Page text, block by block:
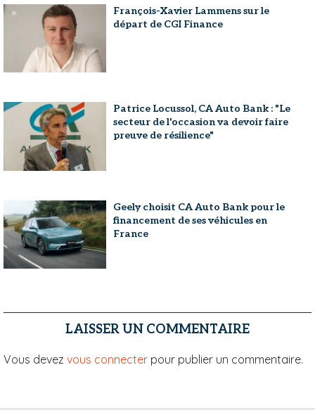
François-Xavier Lammens sur le
départ de CGI Finance
Patrice Locussol, CA Auto Bank : "Le
secteur de l'occasion va devoir faire
preuve de résilience"
Geely choisit CA Auto Bank pour le
financement de ses véhicules en
France
LAISSER UN COMMENTAIRE
Vous devez vous connecter pour publier un commentaire.